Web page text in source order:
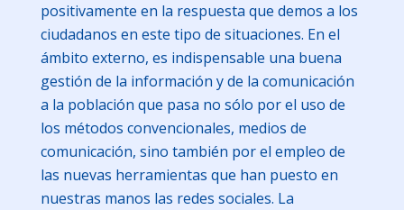
positivamente en la respuesta que demos a los
ciudadanos en este tipo de situaciones. En el
ámbito externo, es indispensable una buena
gestión de la información y de la comunicación
a la población que pasa no sólo por el uso de
los métodos convencionales, medios de
comunicación, sino también por el empleo de
las nuevas herramientas que han puesto en
nuestras manos las redes sociales. La